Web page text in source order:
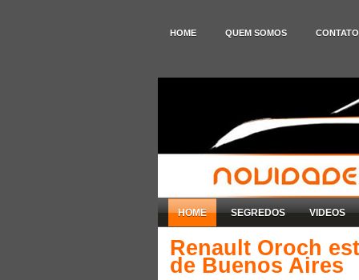
HOME QUEM SOMOS CONTATO
HOME SEGREDOS VIDEOS
Renault Oroch
de Buenos Aires